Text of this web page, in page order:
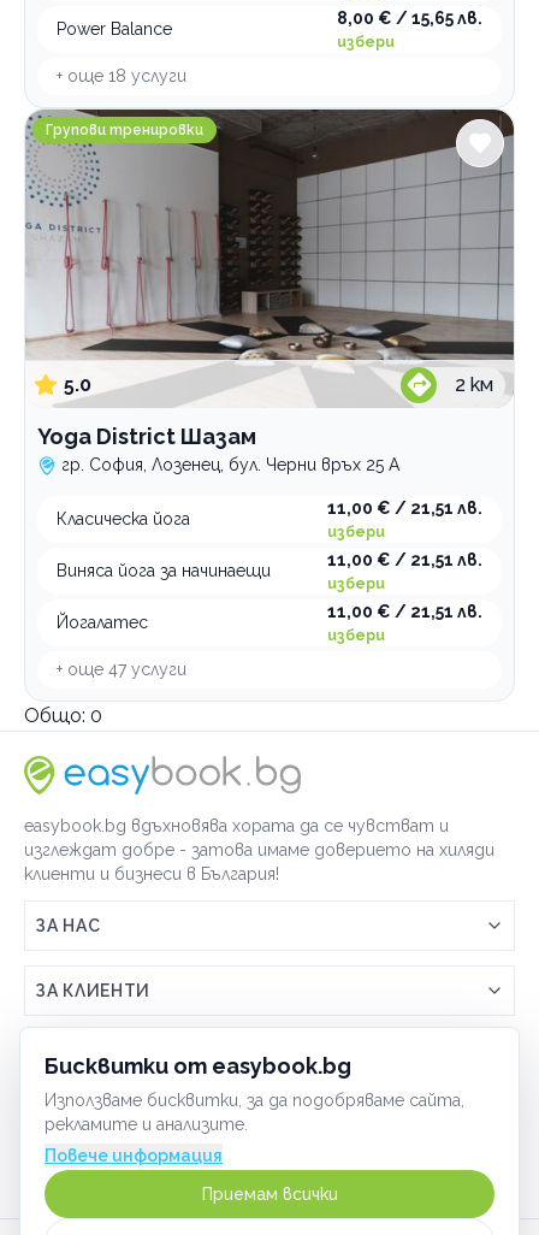
Бисквитки от easybook.bg
Използваме бисквитки, за да подобряваме сайта,
рекламите и анализите.
Повече информация
Приемам всички
Power Balance
8,00 € / 15,65 лв.
избери
+ още 18 услуги
Yoga District Шазам
Групови тренировки
5.0 2 км
Yoga District Шазам
гр. София, Лозенец, бул. Черни връх 25 А
Класическа йога
11,00 € / 21,51 лв.
избери
Виняса йога за начинаещи
11,00 € / 21,51 лв.
избери
Йогалатес
11,00 € / 21,51 лв.
избери
+ още 47 услуги
Общо: 0
easybook.bg вдъхновява хората да се чувстват и
изглеждат добре - затова имаме доверието на хиляди
клиенти и бизнеси в България!
ЗА НАС
Връзка с easybook.bg
Как работи easybook
Често задавани въпроси
ЗА КЛИЕНТИ
Условия за ползване
GDPR политика
Сигурност
ЗА ТЪРГОВЦИ
Включи бизнеса си
Управлявай ефективно с easybook
ОБЩИ
Бисквитки
Начин на плащане